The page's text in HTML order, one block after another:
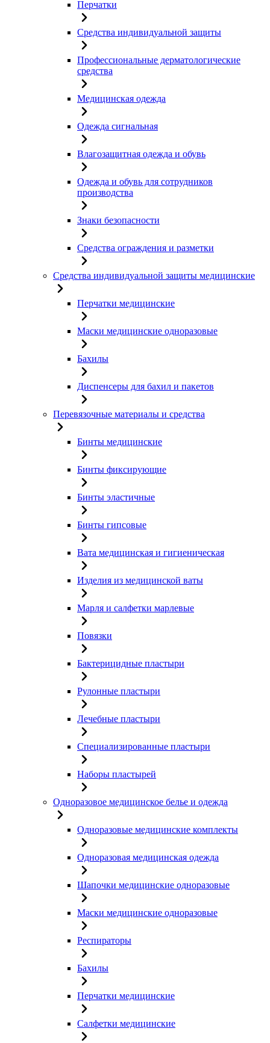
Перчатки
Средства индивидуальной защиты
Профессиональные дерматологические
средства
Медицинская одежда
Одежда сигнальная
Влагозащитная одежда и обувь
Одежда и обувь для сотрудников
производства
Знаки безопасности
Средства ограждения и разметки
Средства индивидуальной защиты медицинские
Перчатки медицинские
Маски медицинские одноразовые
Бахилы
Диспенсеры для бахил и пакетов
Перевязочные материалы и средства
Бинты медицинские
Бинты фиксирующие
Бинты эластичные
Бинты гипсовые
Вата медицинская и гигиеническая
Изделия из медицинской ваты
Марля и салфетки марлевые
Повязки
Бактерицидные пластыри
Рулонные пластыри
Лечебные пластыри
Специализированные пластыри
Наборы пластырей
Одноразовое медицинское белье и одежда
Одноразовые медицинские комплекты
Одноразовая медицинская одежда
Шапочки медицинские одноразовые
Маски медицинские одноразовые
Респираторы
Бахилы
Перчатки медицинские
Салфетки медицинские